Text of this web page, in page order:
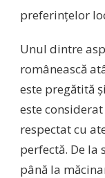
preferințelor
Unul dintre
românească
este pregătită
este
respectat cu
perfectă. De la
până la